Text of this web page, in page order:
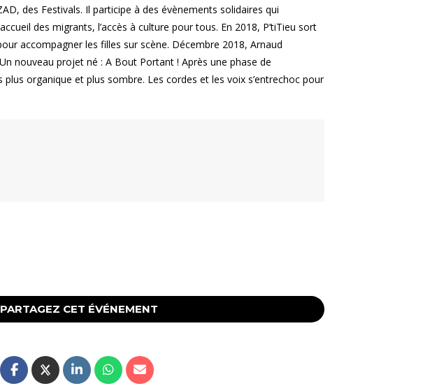
des Festivals. Il participe à des évènements solidaires qui
des migrants, l’accès à culture pour tous. En 2018, P’tiTieu sort
accompagner les filles sur scène. Décembre 2018, Arnaud
nouveau projet né : A Bout Portant ! Après une phase de
organique et plus sombre. Les cordes et les voix s’entrechoc pour
PARTAGEZ CET ÉVÉNEMENT